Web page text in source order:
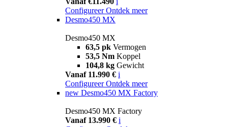
Configureer Ontdek meer
Desmo450 MX
Desmo450 MX
63,5 pk Vermogen
53,5 Nm Koppel
104,8 kg Gewicht
Vanaf 11.990 € i
Configureer Ontdek meer
new Desmo450 MX Factory
Desmo450 MX Factory
Vanaf 13.990 € i